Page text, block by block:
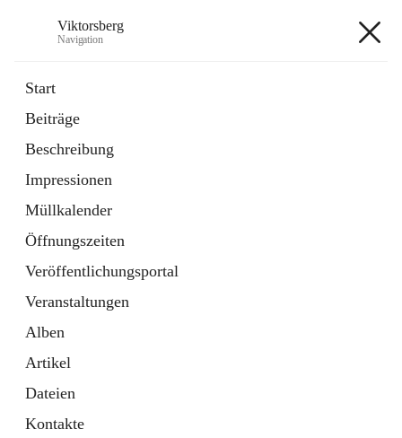
Viktorsberg
Navigation
Start
Beiträge
Beschreibung
Impressionen
Müllkalender
Öffnungszeiten
Veröffentlichungsportal
Veranstaltungen
Alben
Artikel
Dateien
Kontakte
1 Schnellzugriff
Bürgerservice
10 Schnellzugriffe